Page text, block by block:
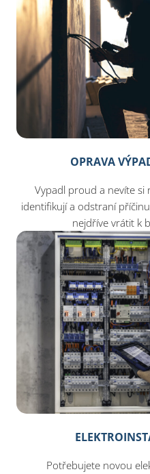
OPRAVA
Vypadl proud a nevíte si
identifikují a odstraní
nejdříve vrátit k
Potřebujete novou